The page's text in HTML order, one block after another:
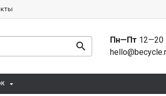
Пн—Пт 12—20